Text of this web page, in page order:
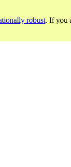
robust. If you